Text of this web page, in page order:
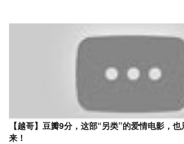
【越哥】豆瓣9分，这部“另类”的爱情电影，
来！